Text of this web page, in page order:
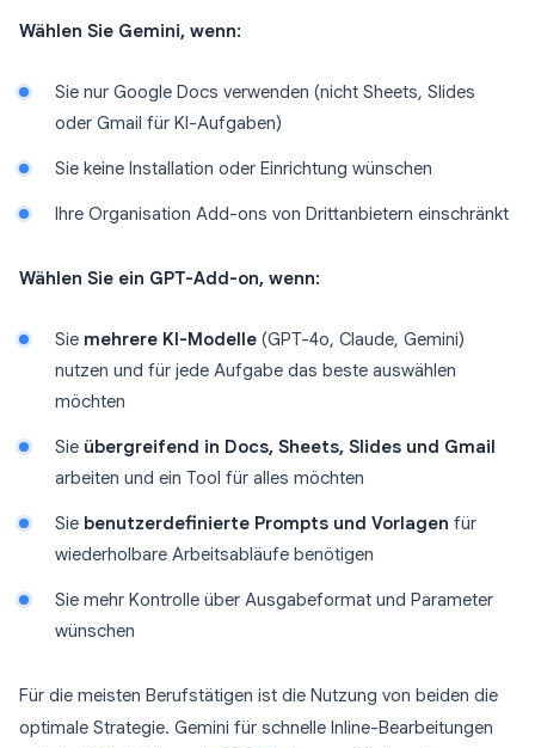
Wählen Sie Gemini, wenn:
Sie nur Google Docs verwenden (nicht Sheets, Slides
oder Gmail für KI-Aufgaben)
Sie keine Installation oder Einrichtung wünschen
Ihre Organisation Add-ons von Drittanbietern einschränkt
Wählen Sie ein GPT-Add-on, wenn:
Sie mehrere KI-Modelle (GPT-4o, Claude, Gemini)
nutzen und für jede Aufgabe das beste auswählen
möchten
Sie übergreifend in Docs, Sheets, Slides und Gmail
arbeiten und ein Tool für alles möchten
Sie benutzerdefinierte Prompts und Vorlagen für
wiederholbare Arbeitsabläufe benötigen
Sie mehr Kontrolle über Ausgabeformat und Parameter
wünschen
Für die meisten Berufstätigen ist die Nutzung von beiden die
optimale Strategie. Gemini für schnelle Inline-Bearbeitungen